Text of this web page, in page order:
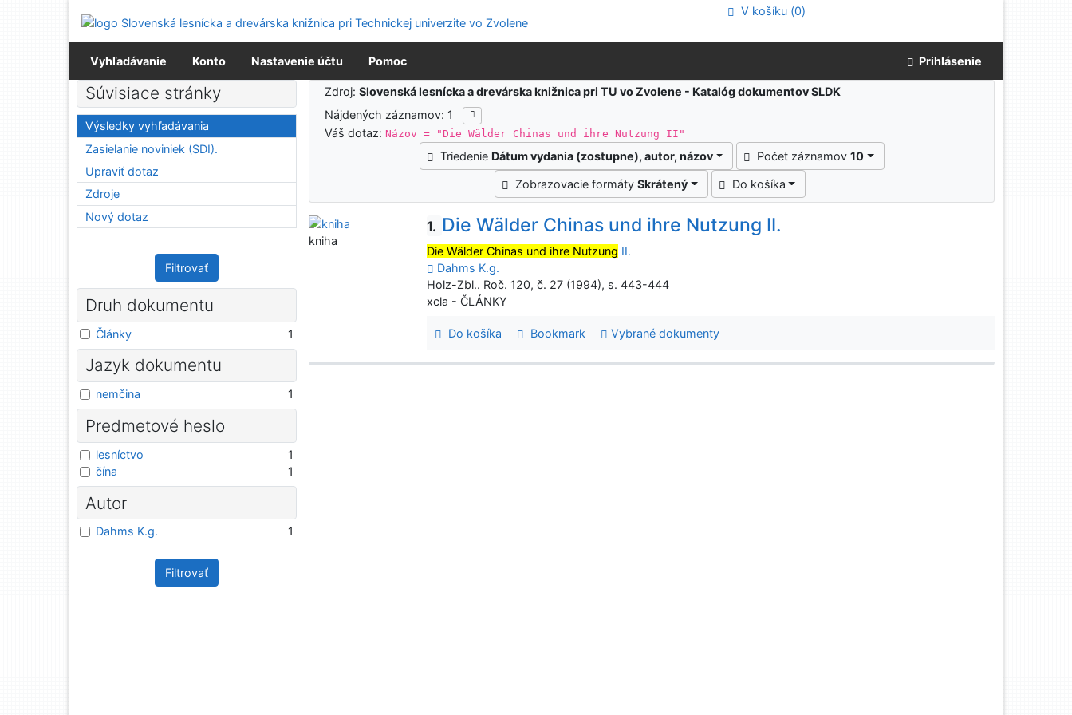
Prejsť na menu
Prehlásenie o webovej prístupnosti
V košíku (0)
Vyhľadávanie Konto Nastavenie účtu Pomoc Prihlásenie
Výsledky vyhľadávania
Zdroj:Slovenská lesnícka a drevárska knižnica pri TU vo Zvolene - Katalóg dokumentov SLDK
Nájdených záznamov: 1
Váš dotaz:Názov = "Die Wälder Chinas und ihre Nutzung II"
Triedenie Dátum vydania (zostupne), autor, názov Počet záznamov10
Zobrazovacie formátySkrátený Do košíka
1. Die Wälder Chinas und ihre Nutzung II.
Die Wälder Chinas und ihre Nutzung II.
Dahms K.g.
Holz-Zbl.. Roč. 120, č. 27 (1994), s. 443-444
xcla - ČLÁNKY
Do košíka Bookmark Vybrané dokumenty
kniha
Súvisiace stránky
Výsledky vyhľadávania
Zasielanie noviniek (SDI).
Upraviť dotaz
Zdroje
Nový dotaz
Filtrovať
Druh dokumentu
Články 1
Jazyk dokumentu
nemčina 1
Predmetové heslo
lesníctvo
1
čína
1
Autor
Dahms K.g. 1
Filtrovať